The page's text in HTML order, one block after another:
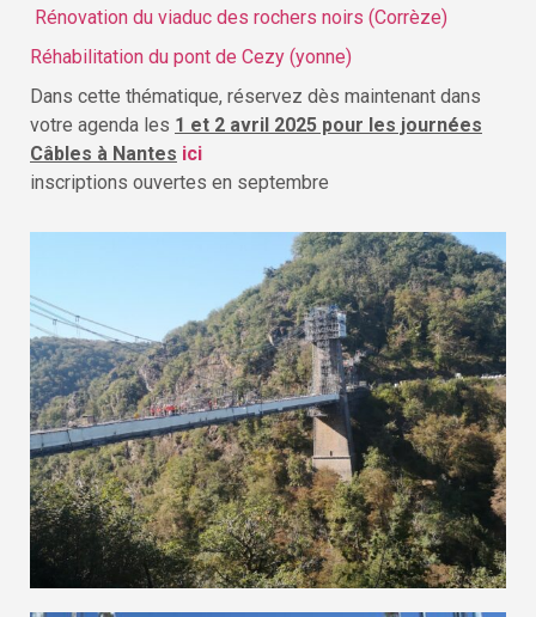
Rénovation du viaduc des rochers noirs (Corrèze)
Réhabilitation du pont de Cezy (yonne)
Dans cette thématique, réservez dès maintenant dans
votre agenda les 1 et 2 avril 2025 pour les journées
Câbles à Nantes ici
inscriptions ouvertes en septembre